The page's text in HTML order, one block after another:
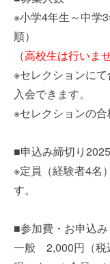
※小学4年生～中学
順）
（高校生は行いま
※セレクションに
入会できます。
※セレクションの合
■申込み締切り
※定員（経験者4名
す。
■参加費・お申込み
一般 2,000円（税